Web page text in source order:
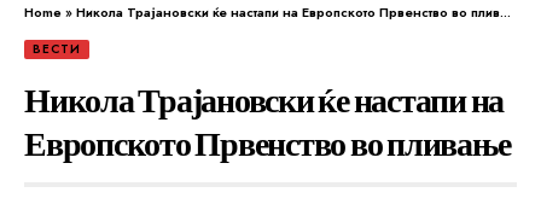
Home»Никола Трајановски ќе настапи на Европското Првенство во пливање
ВЕСТИ
Никола Трајановски ќе настапи на
Европското Првенство во пливање